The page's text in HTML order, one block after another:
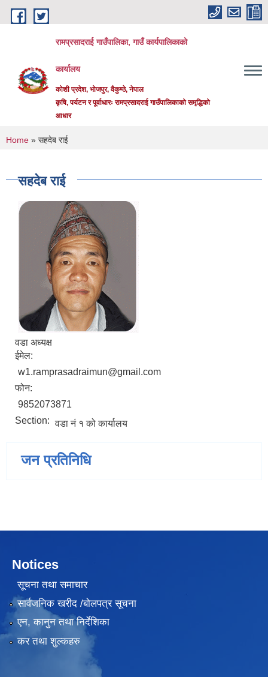
Skip to main content
रामप्रसादराई गाउँपालिका, गाउँ कार्यपालिकाको
कार्यालय
कोशी प्रदेश, भोजपुर, वैकुण्ठे, नेपाल
कृषि, पर्यटन र पूर्वाधारः रामप्रसादराई गाउँपालिकाको समृद्धिको
आधार
You are here
Home » सहदेब राई
सहदेब राई
वडा अध्यक्ष
ईमेल:
w1.ramprasadraimun@gmail.com
फोन:
9852073871
Section: वडा नं १ को कार्यालय
जन प्रतिनिधि
Notices
सूचना तथा समाचार
सार्वजनिक खरीद /बोलपत्र सूचना
एन, कानुन तथा निर्देशिका
कर तथा शुल्कहरु